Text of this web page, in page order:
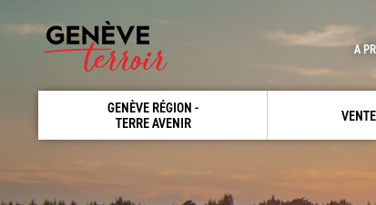
GENÈVE RÉGION -
TERRE AVENIR
A